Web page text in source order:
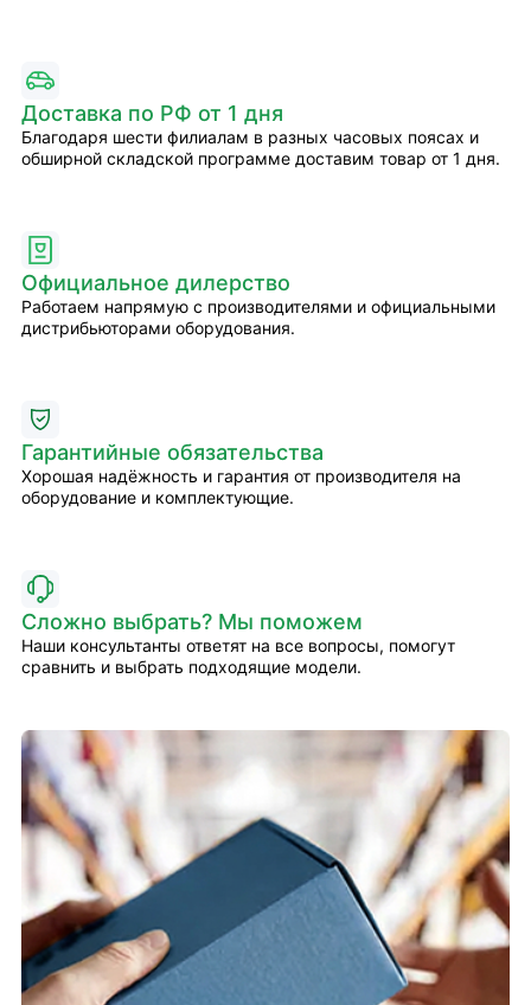
Доставка по РФ от 1 дня
Благодаря шести филиалам в разных часовых поясах и
обширной складской программе доставим товар от 1 дня.
Официальное дилерство
Работаем напрямую с производителями и официальными
дистрибьюторами оборудования.
Гарантийные обязательства
Хорошая надёжность и гарантия от производителя на
оборудование и комплектующие.
Сложно выбрать? Мы поможем
Наши консультанты ответят на все вопросы, помогут
сравнить и выбрать подходящие модели.